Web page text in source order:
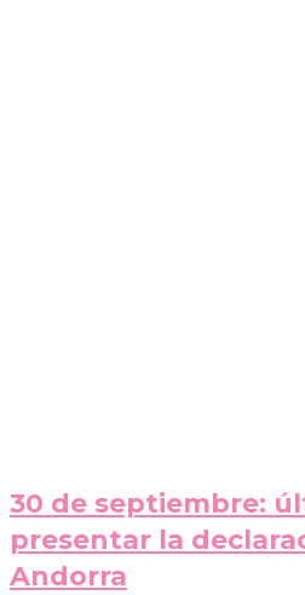
30 de septiembre:
presentar la
Andorra